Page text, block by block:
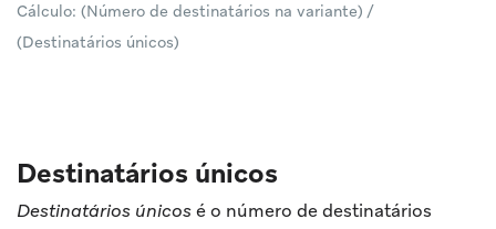
Cálculo: (Número de destinatários na variante) /
(Destinatários únicos)
Destinatários únicos
Destinatários únicosé o número de destinatários